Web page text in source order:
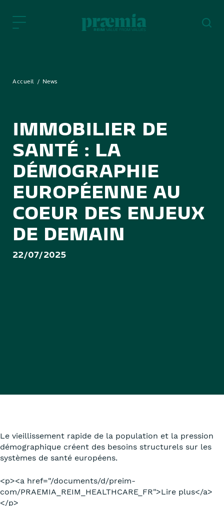
Accueil News
IMMOBILIER DE
SANTÉ : LA
DÉMOGRAPHIE
EUROPÉENNE AU
COEUR DES ENJEUX
DE DEMAIN
22/07/2025
Le vieillissement rapide de la population et la pression
démographique créent des besoins structurels sur les
systèmes de santé européens.
<p><a href="/documents/d/preim-
com/PRAEMIA_REIM_HEALTHCARE_FR">Lire plus</a>
</p>